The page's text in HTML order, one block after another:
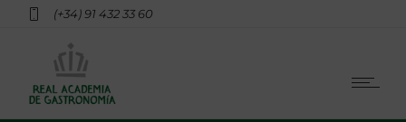
(+34) 91 432 33 60